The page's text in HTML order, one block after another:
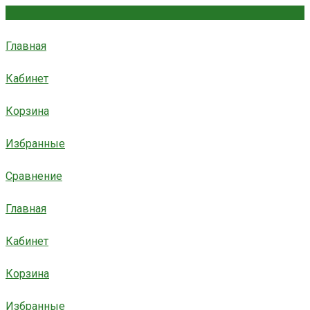
Главная
Кабинет
Корзина
Избранные
Сравнение
Главная
Кабинет
Корзина
Избранные